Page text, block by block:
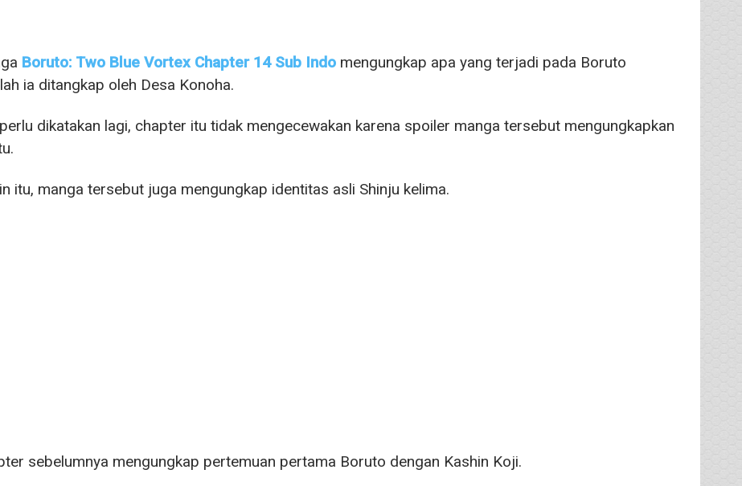
Boruto: Two Blue Vortex Chapter 14 Sub Indomengungkap apa yang terjadi pada Boruto
ia ditangkap oleh Desa Konoha.
dikatakan lagi, chapter itu tidak mengecewakan karena spoiler manga tersebut mengungkapkan
itu, manga tersebut juga mengungkap identitas asli Shinju kelima.
sebelumnya mengungkap pertemuan pertama Boruto dengan Kashin Koji.